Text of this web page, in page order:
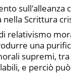
sull'alleanza
Scrittura
relativismo
una
supremi,
e perciò